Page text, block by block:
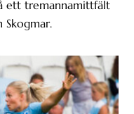
ett tremannamittfält